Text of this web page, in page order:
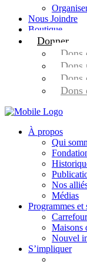
Nous Joindre
Boutique
Donner
Dons
Dons
Dons
Dons
À propos
Qui
Nos
Médias
Programmes et
Maisons
Nouvel
S’impliquer